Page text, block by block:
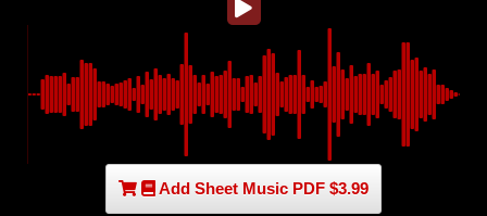
Add Sheet Music PDF $3.99